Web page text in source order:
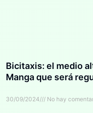
Bicitaxis: el medio
Manga que será
30/09/2024 No hay